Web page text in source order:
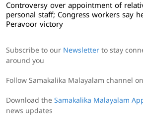
Controversy over appointment of
personal staff; Congress workers say
Peravoor victory
Subscribe to our Newsletter to stay
around you
Follow Samakalika Malayalam channel on
Download the Samakalika Malayalam
news updates